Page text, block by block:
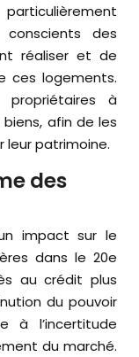
des
réaliser et de
ces logements.
à
afin de les
leur patrimoine.
des
impact sur le
dans le 20e
au crédit plus
du pouvoir
à l’incertitude
du marché.